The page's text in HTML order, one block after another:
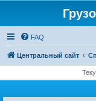
FAQ
Центральный сайт